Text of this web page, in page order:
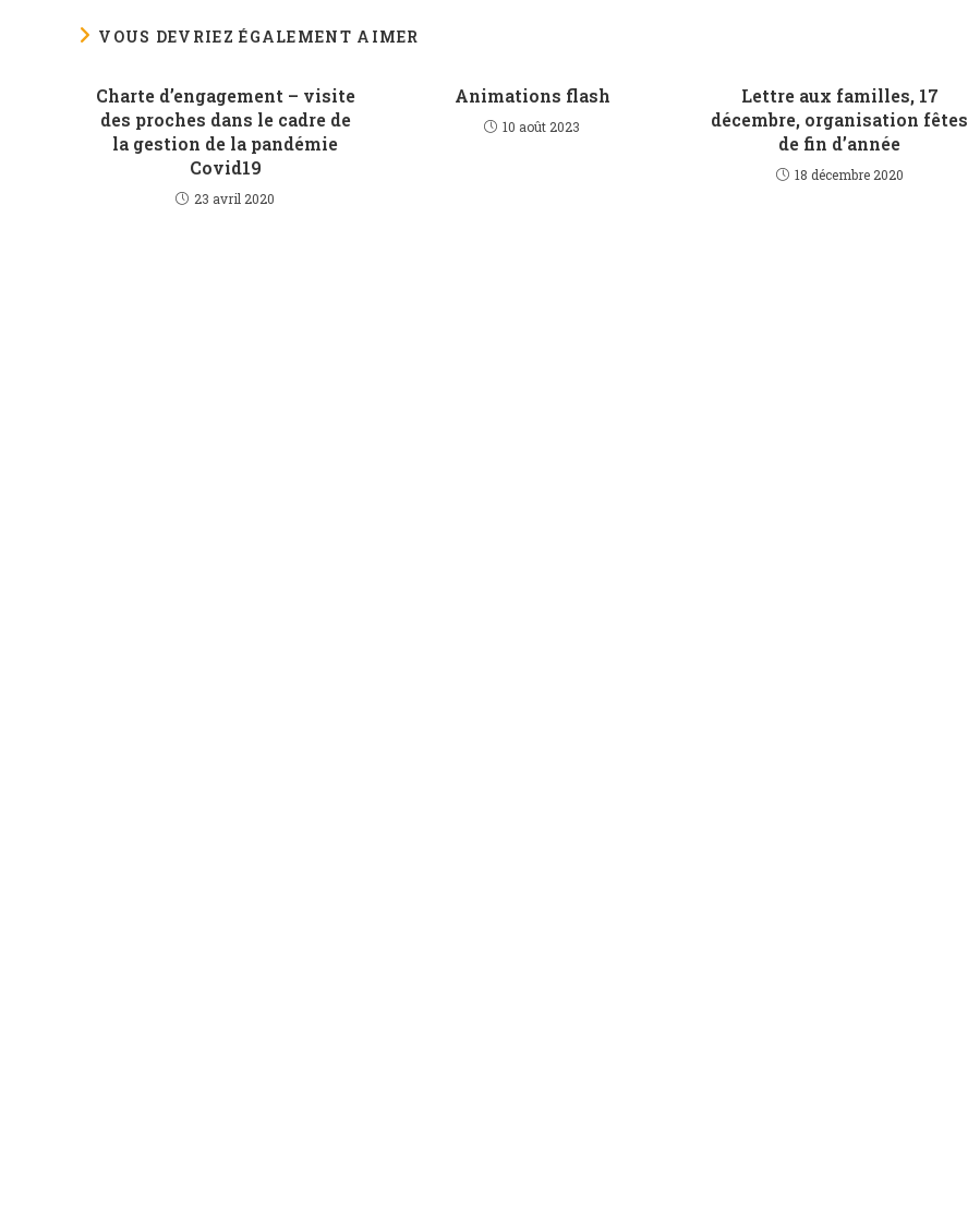
VOUS DEVRIEZ ÉGALEMENT AIMER
Charte d’engagement – visite
des proches dans le cadre de
la gestion de la pandémie
Covid19
23 avril 2020
Animations flash
10 août 2023
Lettre aux familles, 17
décembre, organisation fêtes
de fin d’année
18 décembre 2020